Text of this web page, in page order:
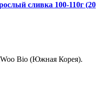
сливка 100-110г (20
Bio (Южная Корея).